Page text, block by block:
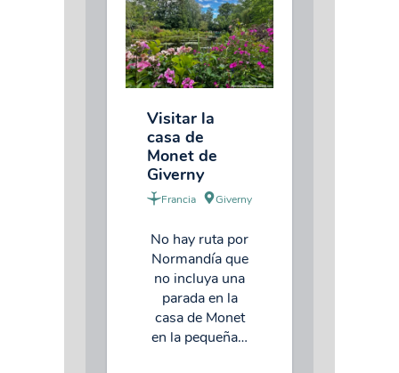
Visitar la
casa de
Monet de
Giverny
Francia Giverny
No hay ruta por
Normandía que
no incluya una
parada en la
casa de Monet
en la pequeña…